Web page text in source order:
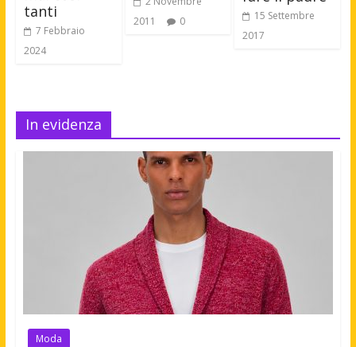
tanti
7 Febbraio
2024
2011
0
15 Settembre
2017
In evidenza
Moda